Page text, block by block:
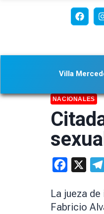
Villa
NACIONALES
Facebook
La jueza
Fabricio